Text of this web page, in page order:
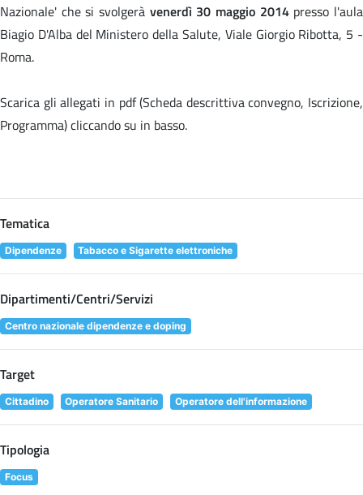
Nazionale' che si svolgerà venerdì 30 maggio 2014presso l'aula
Biagio D'Alba del Ministero della Salute, Viale Giorgio Ribotta, 5 -
Roma.
Scarica gli allegati in pdf (Scheda descrittiva convegno, Iscrizione,
Programma) cliccando su in basso.
Tematica
Dipendenze Tabacco e Sigarette elettroniche
Dipartimenti/Centri/Servizi
Centro nazionale dipendenze e doping
Target
Cittadino Operatore Sanitario Operatore dell'informazione
Tipologia
Focus